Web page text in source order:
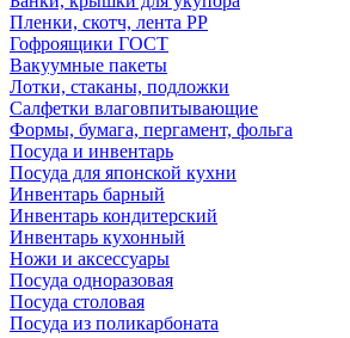
Пленки, скотч, лента РР
Гофроящики ГОСТ
Вакуумные пакеты
Лотки, стаканы, подложки
Салфетки влаговпитывающие
Формы, бумага, пергамент, фольга
Посуда и инвентарь
Посуда для японской кухни
Инвентарь барный
Инвентарь кондитерский
Инвентарь кухонный
Ножи и аксессуары
Посуда одноразовая
Посуда столовая
Посуда из поликарбоната